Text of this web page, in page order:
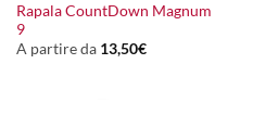
Rapala CountDown Magnum
9
A partire da 13,50€